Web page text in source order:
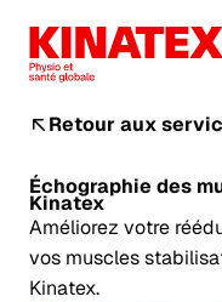
Retour aux
Échographie des
Kinatex
Améliorez votre
vos muscles
Kinatex.